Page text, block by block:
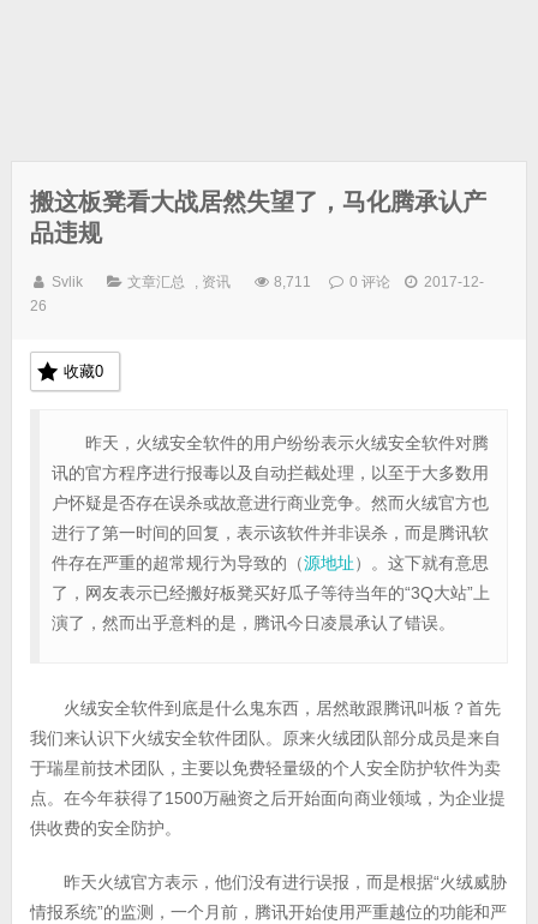
搬这板凳看大战居然失望了，马化腾承认产
品违规
Svlik 文章汇总 , 资讯 8,711 0 评论
2017-12-
26
收藏0
昨天，火绒安全软件的用户纷纷表示火绒安全软件对腾
讯的官方程序进行报毒以及自动拦截处理，以至于大多数用
户怀疑是否存在误杀或故意进行商业竞争。然而火绒官方也
进行了第一时间的回复，表示该软件并非误杀，而是腾讯软
件存在严重的超常规行为导致的（源地址）。这下就有意思
了，网友表示已经搬好板凳买好瓜子等待当年的“3Q大站”上
演了，然而出乎意料的是，腾讯今日凌晨承认了错误。
火绒安全软件到底是什么鬼东西，居然敢跟腾讯叫板？首先
我们来认识下火绒安全软件团队。原来火绒团队部分成员是来自
于瑞星前技术团队，主要以免费轻量级的个人安全防护软件为卖
点。在今年获得了1500万融资之后开始面向商业领域，为企业提
供收费的安全防护。
昨天火绒官方表示，他们没有进行误报，而是根据“火绒威胁
情报系统”的监测，一个月前，腾讯开始使用严重越位的功能和严